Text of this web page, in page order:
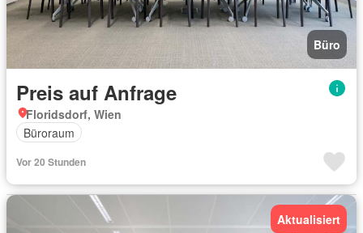
Büro
Preis auf Anfrage
Floridsdorf, Wien
Büroraum
Vor 20 Stunden
Aktualisiert